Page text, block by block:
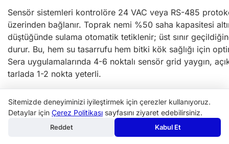
Sensör sistemleri kontrolöre 24 VAC veya RS-485
üzerinden bağlanır. Toprak nemi %50 saha kapasitesi
düştüğünde sulama otomatik tetiklenir; üst sınır
durur. Bu, hem su tasarrufu hem bitki kök sağlığı için
Sera uygulamalarında 4-6 noktalı sensör grid yaygın,
tarlada 1-2 nokta yeterli.
Türkiye Su Yönetimi ve Tarım
Sigortası
Türkiye'de damlama sulama yatırımları için iki ana
Sitemizde deneyiminizi iyileştirmek için çerezler kullanıyoruz.
Detaylar için Çerez Politikası sayfasını ziyaret edebilirsiniz.
Reddet Kabul Et